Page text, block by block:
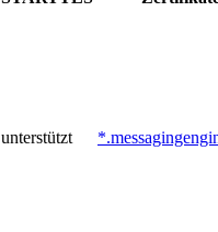
unterstützt